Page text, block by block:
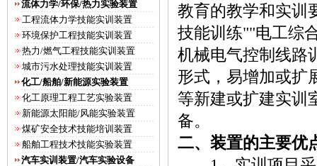
流体力学/环保/热力实验装置
工程流体力学技能实训装置
环境保护工程技能实训装置
热力/燃气工程技能实训装置
城市污水处理技能实训装置
化工/船舶/新能源实验装置
化工原理工程工艺实验装置
新能源太阳能/风能实验装置
煤矿安全技术技能培训装置
船舶工程技术技能实验装置
汽车实训装置/汽车实验设备
教育的教学和实训
技能训练""电工综
机械电气控制线路
形式，易增加或扩
等新建或扩建实训
备。
二、装置的主要优